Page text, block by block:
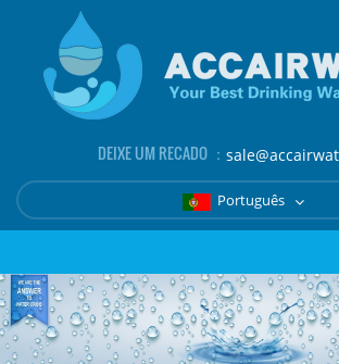
DEIXE UM RECADO ：
Português